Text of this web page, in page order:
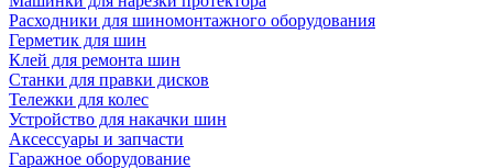
Расходники для шиномонтажного оборудования
Герметик для шин
Клей для ремонта шин
Станки для правки дисков
Тележки для колес
Устройство для накачки шин
Аксессуары и запчасти
Гаражное оборудование